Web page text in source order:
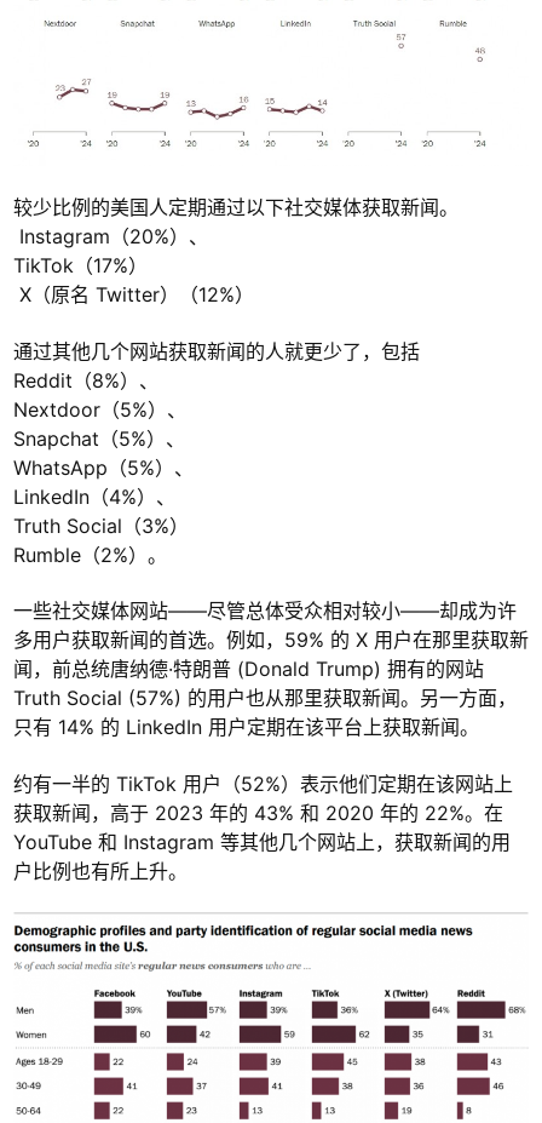
较少比例的美国人定期通过以下社交媒体获取新闻。
Instagram（20%）、
TikTok（17%）
X（原名 Twitter）（12%）
通过其他几个网站获取新闻的人就更少了，包括
Reddit（8%）、
Nextdoor（5%）、
Snapchat（5%）、
WhatsApp（5%）、
LinkedIn（4%）、
Truth Social（3%）
Rumble（2%）。
一些社交媒体网站——尽管总体受众相对较小——却成为许
多用户获取新闻的首选。例如，59% 的 X 用户在那里获取新
闻，前总统唐纳德·特朗普 (Donald Trump) 拥有的网站
Truth Social (57%) 的用户也从那里获取新闻。另一方面，
只有 14% 的 LinkedIn 用户定期在该平台上获取新闻。
约有一半的 TikTok 用户（52%）表示他们定期在该网站上
获取新闻，高于 2023 年的 43% 和 2020 年的 22%。在
YouTube 和 Instagram 等其他几个网站上，获取新闻的用
户比例也有所上升。